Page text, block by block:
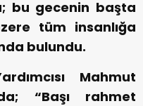
bu gecenin başta
tüm insanlığa
bulundu.
Mahmut
“Başı rahmet